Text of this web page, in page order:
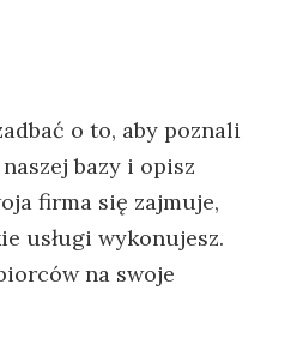
o to, aby poznali
bazy i opisz
firma się zajmuje,
usługi wykonujesz.
na swoje